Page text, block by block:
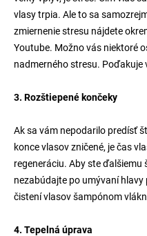
vlasy trpia. Ale to sa
zmiernenie stresu nájdete
Youtube. Možno vás niektoré
nadmerného stresu. Poďakuje
3. Rozštiepené končeky
Ak sa vám nepodarilo predísť
konce vlasov zničené, je čas
regeneráciu. Aby ste ďalšiemu
nezabúdajte po umývaní
čistení vlasov šampónom
4. Tepelná úprava